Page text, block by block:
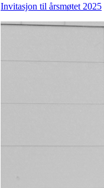
Invitasjon til årsmøtet 2025